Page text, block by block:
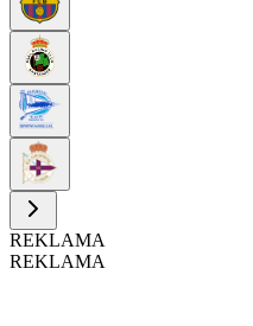
REKLAMA
REKLAMA